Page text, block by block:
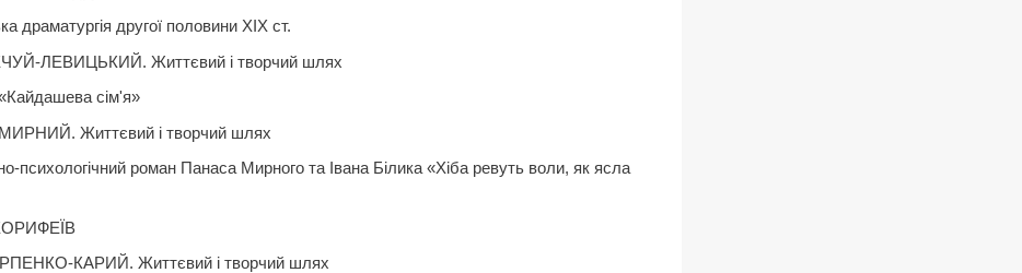
драматургія другої половини ХІХ ст.
ЛЕВИЦЬКИЙ. Життєвий і творчий шлях
сім'я»
Життєвий і творчий шлях
психологічний роман Панаса Мирного та Івана Білика «Хіба ревуть воли, як ясла
КАРИЙ. Життєвий і творчий шлях